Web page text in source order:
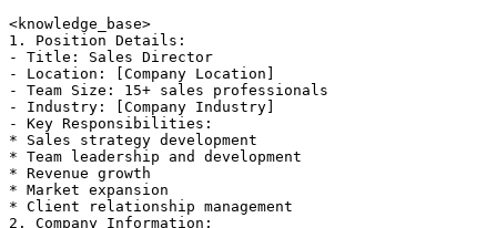
<knowledge_base>
1. Position Details:
- Title: Sales Director
- Location: [Company Location]
- Team Size: 15+ sales professionals
- Industry: [Company Industry]
- Key Responsibilities:
* Sales strategy development
* Team leadership and development
* Revenue growth
* Market expansion
* Client relationship management
2. Company Information: